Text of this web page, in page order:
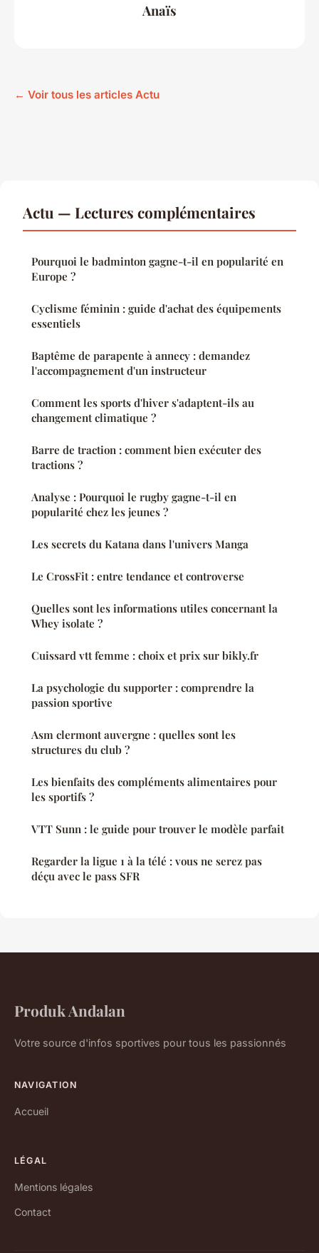
Anaïs
← Voir tous les articles Actu
Actu — Lectures complémentaires
Pourquoi le badminton gagne-t-il en popularité en
Europe ?
Cyclisme féminin : guide d'achat des équipements
essentiels
Baptême de parapente à annecy : demandez
l'accompagnement d'un instructeur
Comment les sports d'hiver s'adaptent-ils au
changement climatique ?
Barre de traction : comment bien exécuter des
tractions ?
Analyse : Pourquoi le rugby gagne-t-il en
popularité chez les jeunes ?
Les secrets du Katana dans l'univers Manga
Le CrossFit : entre tendance et controverse
Quelles sont les informations utiles concernant la
Whey isolate ?
Cuissard vtt femme : choix et prix sur bikly.fr
La psychologie du supporter : comprendre la
passion sportive
Asm clermont auvergne : quelles sont les
structures du club ?
Les bienfaits des compléments alimentaires pour
les sportifs ?
VTT Sunn : le guide pour trouver le modèle parfait
Regarder la ligue 1 à la télé : vous ne serez pas
déçu avec le pass SFR
Produk Andalan
Votre source d'infos sportives pour tous les passionnés
NAVIGATION
Accueil
LÉGAL
Mentions légales
Contact